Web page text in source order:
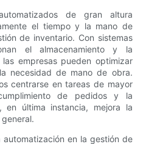
de gran altura
el tiempo y la mano de
de inventario. Con sistemas
el almacenamiento y la
empresas pueden optimizar
necesidad de mano de obra.
centrarse en tareas de mayor
de pedidos y la
última instancia, mejora la
en la gestión de